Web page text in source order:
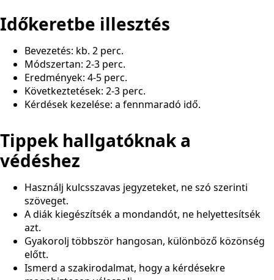
Időkeretbe illesztés
Bevezetés: kb. 2 perc.
Módszertan: 2-3 perc.
Eredmények: 4-5 perc.
Következtetések: 2-3 perc.
Kérdések kezelése: a fennmaradó idő.
Tippek hallgatóknak a
védéshez
Használj kulcsszavas jegyzeteket, ne szó szerinti
szöveget.
A diák kiegészítsék a mondandót, ne helyettesítsék
azt.
Gyakorolj többször hangosan, különböző közönség
előtt.
Ismerd a szakirodalmat, hogy a kérdésekre